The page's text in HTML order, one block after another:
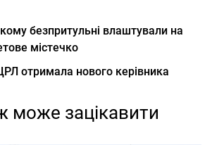
безпритульні влаштували на
містечко
отримала нового керівника
може зацікавити